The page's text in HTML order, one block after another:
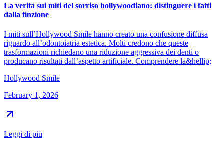
La verità sui miti del sorriso hollywoodiano: distinguere i fatti
dalla finzione
I miti sull’Hollywood Smile hanno creato una confusione diffusa
riguardo all’odontoiatria estetica. Molti credono che queste
trasformazioni richiedano una riduzione aggressiva dei denti o
producano risultati dall’aspetto artificiale. Comprendere la&hellip;
Hollywood Smile
February 1, 2026
Leggi di più